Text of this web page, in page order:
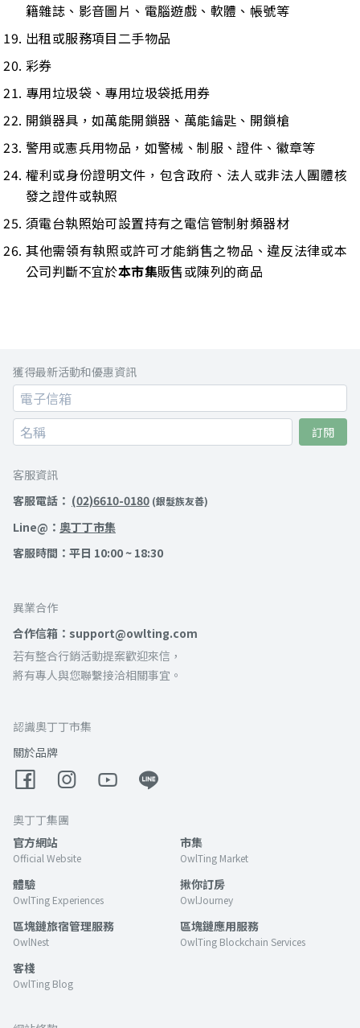
籍雜誌、影音圖片、電腦遊戲、軟體、帳號等
出租或服務項目二手物品
彩券
專用垃圾袋、專用垃圾袋抵用券
開鎖器具，如萬能開鎖器、萬能鑰匙、開鎖槍
警用或憲兵用物品，如警械、制服、證件、徽章等
權利或身份證明文件，包含政府、法人或非法人團體核
發之證件或執照
須電台執照始可設置持有之電信管制射頻器材
其他需領有執照或許可才能銷售之物品、違反法律或本
公司判斷不宜於本市集販售或陳列的商品
獲得最新活動和優惠資訊
訂閱
客服資訊
客服電話： (02)6610-0180 (銀髮族友善)
Line@： 奧丁丁市集
客服時間：平日 10:00 ~ 18:30
異業合作
合作信箱：support@owlting.com
若有整合行銷活動提案歡迎來信，
將有專人與您聯繫接洽相關事宜。
認識奧丁丁市集
關於品牌
奧丁丁集團
官方網站
Official Website
市集
OwlTing Market
體驗
OwlTing Experiences
揪你訂房
OwlJourney
區塊鏈旅宿管理服務
OwlNest
區塊鏈應用服務
OwlTing Blockchain Services
客棧
OwlTing Blog